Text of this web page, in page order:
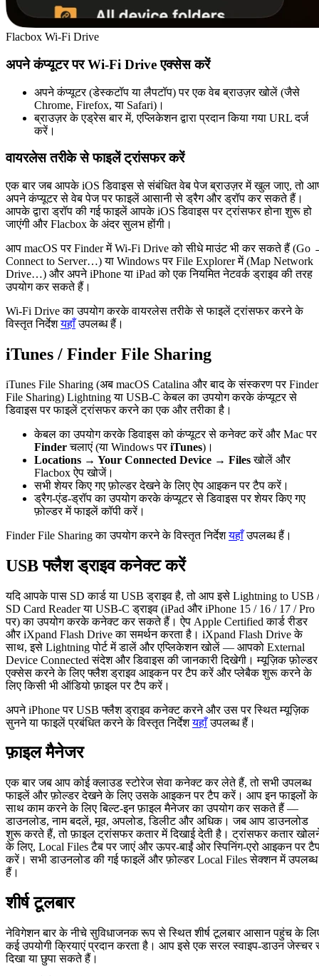
Flacbox Wi-Fi Drive
अपने कंप्यूटर पर Wi-Fi Drive एक्सेस करें
अपने कंप्यूटर (डेस्कटॉप या लैपटॉप) पर एक वेब ब्राउज़र खोलें (जैसे
Chrome, Firefox, या Safari)।
ब्राउज़र के एड्रेस बार में, एप्लिकेशन द्वारा प्रदान किया गया URL दर्ज
करें।
वायरलेस तरीके से फाइलें ट्रांसफर करें
एक बार जब आपके iOS डिवाइस से संबंधित वेब पेज ब्राउज़र में खुल जाए, तो
अपने कंप्यूटर से वेब पेज पर फाइलें आसानी से ड्रैग और ड्रॉप कर सकते हैं।
आपके द्वारा ड्रॉप की गई फाइलें आपके iOS डिवाइस पर ट्रांसफर होना शुरू हो
जाएंगी और Flacbox के अंदर सुलभ होंगी।
आप macOS पर Finder में Wi-Fi Drive को सीधे माउंट भी कर सकते हैं (Go
Connect to Server…) या Windows पर File Explorer में (Map Network
Drive…) और अपने iPhone या iPad को एक नियमित नेटवर्क ड्राइव की तरह
उपयोग कर सकते हैं।
Wi-Fi Drive का उपयोग करके वायरलेस तरीके से फाइलें ट्रांसफर करने के
विस्तृत निर्देशयहाँउपलब्ध हैं।
iTunes / Finder File Sharing
iTunes File Sharing (अब macOS Catalina और बाद के संस्करण पर Finder
File Sharing) Lightning या USB-C केबल का उपयोग करके कंप्यूटर से
डिवाइस पर फाइलें ट्रांसफर करने का एक और तरीका है।
केबल का उपयोग करके डिवाइस को कंप्यूटर से कनेक्ट करें और Mac पर
Finderचलाएं (या Windows परiTunes)।
Locations → Your Connected Device → Filesखोलें और
Flacbox ऐप खोजें।
सभी शेयर किए गए फ़ोल्डर देखने के लिए ऐप आइकन पर टैप करें।
ड्रैग-एंड-ड्रॉप का उपयोग करके कंप्यूटर से डिवाइस पर शेयर किए गए
फ़ोल्डर में फाइलें कॉपी करें।
Finder File Sharing का उपयोग करने के विस्तृत निर्देशयहाँउपलब्ध हैं।
USB फ्लैश ड्राइव कनेक्ट करें
यदि आपके पास SD कार्ड या USB ड्राइव है, तो आप इसे Lightning to USB /
SD Card Reader या USB-C ड्राइव (iPad और iPhone 15 / 16 / 17 / Pro
पर) का उपयोग करके कनेक्ट कर सकते हैं। ऐप Apple Certified कार्ड रीडर
और iXpand Flash Drive का समर्थन करता है। iXpand Flash Drive के
साथ, इसे Lightning पोर्ट में डालें और एप्लिकेशन खोलें — आपको External
Device Connected संदेश और डिवाइस की जानकारी दिखेगी। म्यूज़िक फ़ोल्डर
एक्सेस करने के लिए फ्लैश ड्राइव आइकन पर टैप करें और प्लेबैक शुरू करने के
लिए किसी भी ऑडियो फ़ाइल पर टैप करें।
अपने iPhone पर USB फ्लैश ड्राइव कनेक्ट करने और उस पर स्थित म्यूज़िक
सुनने या फाइलें प्रबंधित करने के विस्तृत निर्देशयहाँउपलब्ध हैं।
फ़ाइल मैनेजर
एक बार जब आप कोई क्लाउड स्टोरेज सेवा कनेक्ट कर लेते हैं, तो सभी उपलब्ध
फाइलें और फ़ोल्डर देखने के लिए उसके आइकन पर टैप करें। आप इन फाइलों के
साथ काम करने के लिए बिल्ट-इन फ़ाइल मैनेजर का उपयोग कर सकते हैं —
डाउनलोड, नाम बदलें, मूव, अपलोड, डिलीट और अधिक। जब आप डाउनलोड
शुरू करते हैं, तो फ़ाइल ट्रांसफर कतार में दिखाई देती है। ट्रांसफर कतार
के लिए, Local Files टैब पर जाएं और ऊपर-बाईं ओर स्पिनिंग-एरो आइकन पर
करें। सभी डाउनलोड की गई फाइलें और फ़ोल्डर Local Files सेक्शन में उपलब्ध
हैं।
शीर्ष टूलबार
नेविगेशन बार के नीचे सुविधाजनक रूप से स्थित शीर्ष टूलबार आसान पहुंच के
कई उपयोगी क्रियाएं प्रदान करता है। आप इसे एक सरल स्वाइप-डाउन जेस्चर
दिखा या छुपा सकते हैं।